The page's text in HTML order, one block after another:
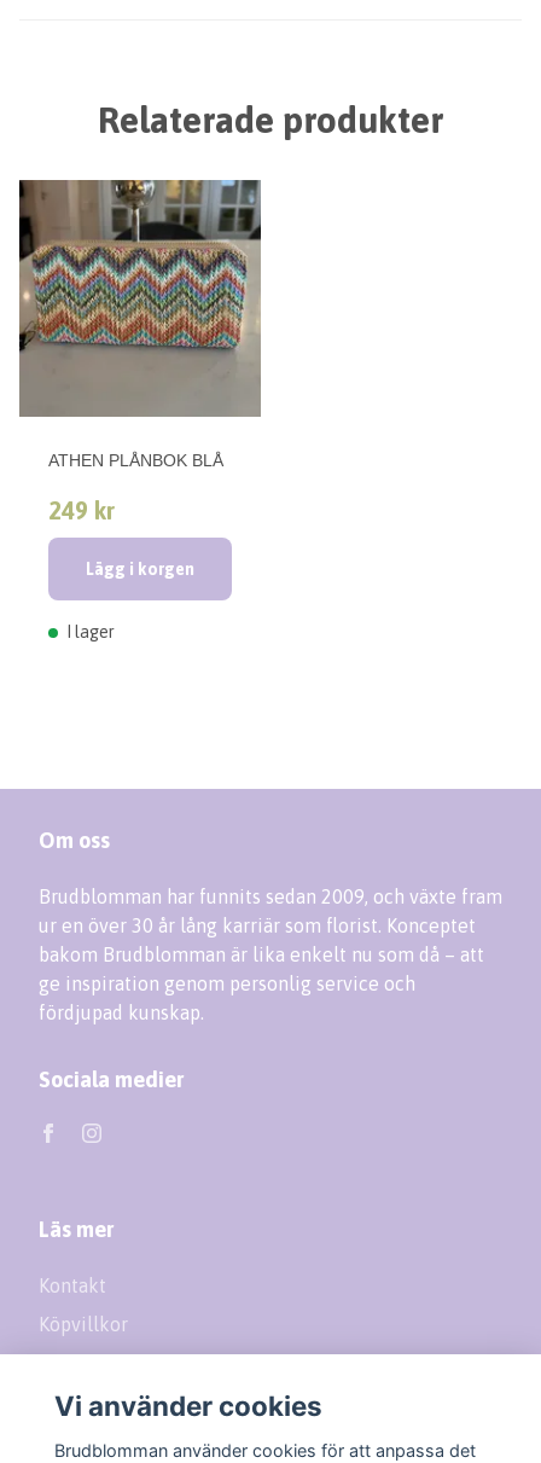
Relaterade produkter
ATHEN PLÅNBOK BLÅ
249 kr
Lägg i korgen
I lager
Om oss
Brudblomman har funnits sedan 2009, och växte fram
ur en över 30 år lång karriär som florist. Konceptet
bakom Brudblomman är lika enkelt nu som då – att
ge inspiration genom personlig service och
fördjupad kunskap.
Sociala medier
Läs mer
Kontakt
Köpvillkor
Prenumerera på vårt nyhetsbrev
Vi använder cookies
Brudblomman använder cookies för att anpassa det